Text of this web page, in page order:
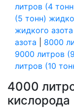
литров (4
(5 тонн)
жидкого азота
азота
8000
9000 литров
литров (10
4000
кислорода